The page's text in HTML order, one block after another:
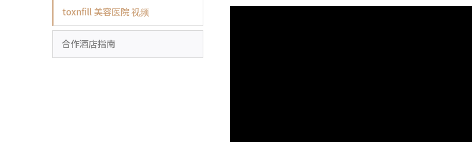
toxnfill 美容医院 视频
合作酒店指南